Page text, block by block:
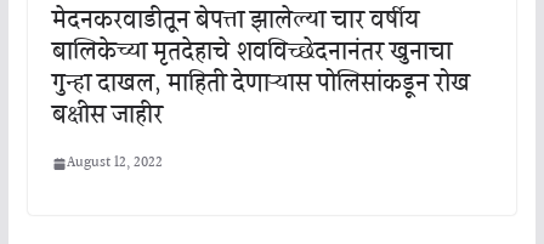
मेदनकरवाडीतून बेपत्ता झालेल्या चार वर्षीय
बालिकेच्या मृतदेहाचे शवविच्छेदनानंतर खुनाचा
गुन्हा दाखल, माहिती देणाऱ्यास पोलिसांकडून रोख
बक्षीस जाहीर
August 12, 2022